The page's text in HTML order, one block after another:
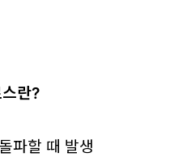
란?
파할 때 발생